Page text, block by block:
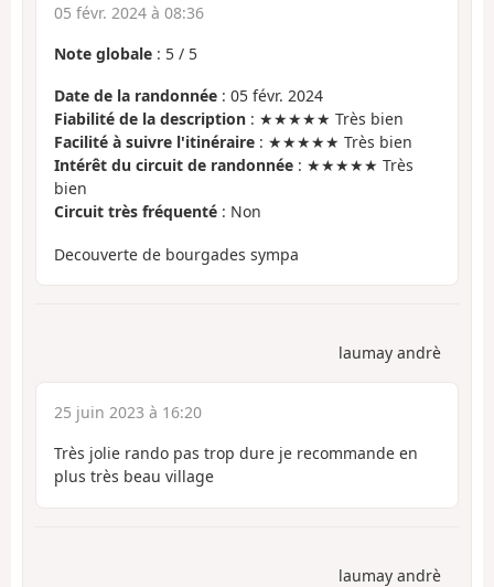
05 févr. 2024 à 08:36
Note globale : 5 / 5
Date de la randonnée : 05 févr. 2024
Fiabilité de la description : ★★★★★ Très bien
Facilité à suivre l'itinéraire : ★★★★★ Très bien
Intérêt du circuit de randonnée : ★★★★★ Très
bien
Circuit très fréquenté : Non
Decouverte de bourgades sympa
laumay andrè
25 juin 2023 à 16:20
Très jolie rando pas trop dure je recommande en
plus très beau village
laumay andrè